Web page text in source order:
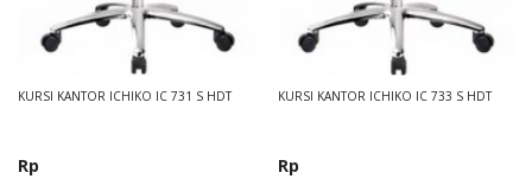
KURSI KANTOR ICHIKO IC 731 S HDT
Rp
KURSI KANTOR ICHIKO IC 733 S HDT
Rp